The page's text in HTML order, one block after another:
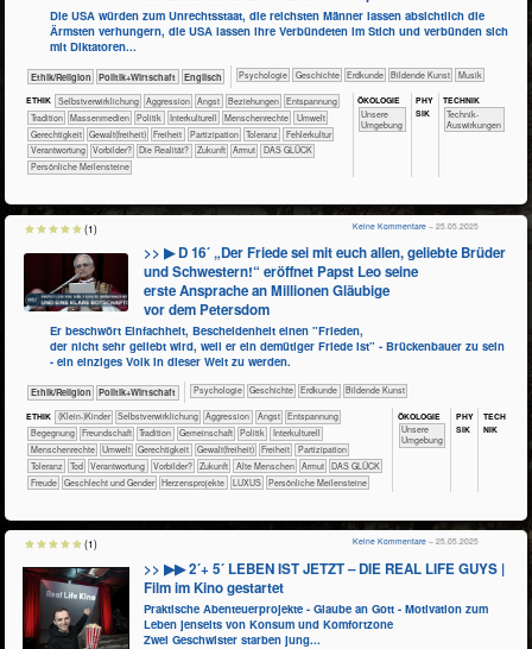
Die USA würden zum Unrechtsstaat, die reichsten Männer lassen absichtlich die
Ärmsten verhungern, die USA lassen ihre Verbündeten im Stich und verbünden sich
mit Diktatoren...
​​​​​​​​​​Ethik/​Religion ​​​​​​​​​Politik+​Wirtschaft ​​​Englisch ​​​​​​​​​​Psychologie ​​​​​​​​Geschichte ​​​​​Erdkunde Bildende Kunst Musik
ETHIK ​​​​​​​​​​​​​​​​​​​​​​​​​​​​​​​​​​​​​​​​Selbst­verwirklichung ​​​​​​​​​​​​​Aggression ​​​​​​​​​​​​​Angst ​​​​​​​​​​​​​Beziehungen
​​​​​​​​​​​​​Entspannung
​​​​​​​​​​​Tradition
​​​​​​​​​Massenmedien ​​​​​​​​​Politik ​​​​​​​​Interkulturell ​​​​​​​Menschenrechte
​​​​​Umwelt
​​​​Gerechtigkeit
​​​​Gewalt(freiheit) ​​​Freiheit ​​​Partizipation ​​​Toleranz
​​Fehlerkultur
​​Verantwortung
​​Vorbilder? ​Die Realität? ​Zukunft Armut
DAS GLÜCK
Persönliche Meilensteine
ÖKO​LOGIE
​​​​​​​​​​​​​Unsere
Umgebung
PHY​
SIK
TECH​NIK
​​​​​​Technik-
Auswirkungen
>> ▶ D 16´ „Der Friede sei mit euch allen, geliebte Brüder
und Schwestern!“ eröffnet Papst Leo seine
erste Ansprache an Millionen Gläubige
vor dem Petersdom
Er beschwört Einfachheit, Bescheidenheit einen "Frieden,
der nicht sehr geliebt wird, weil er ein demütiger Friede ist" - Brückenbauer zu sein
- ein einziges Volk in dieser Welt zu werden.
​​​​​​​​​​Ethik/​Religion ​​​​​​​​​Politik+​Wirtschaft ​​​​​​​​​​Psychologie ​​​​​​​​Geschichte ​​​​​Erdkunde Bildende Kunst
ETHIK (Klein-)Kinder ​​​​​​​​​​​​​​​​​​​​​​​​​​​​​​​​​​​​​​​​Selbst­verwirklichung ​​​​​​​​​​​​​Aggression ​​​​​​​​​​​​​Angst
​​​​​​​​​​​​​Entspannung
​​​​​​​​​​​​Begegnung
​​​​​​​​​​​​Freundschaft ​​​​​​​​​​​Tradition ​​​​​​​​​​Gemeinschaft ​​​​​​​​​Politik
​​​​​​​​Interkulturell
​​​​​​​Menschenrechte
​​​​​Umwelt ​​​​Gerechtigkeit ​​​​Gewalt(freiheit) ​​​Freiheit
​​​Partizipation
​​​Toleranz
​​Tod ​​Verantwortung ​​Vorbilder? ​Zukunft Alte Menschen Armut
DAS GLÜCK
Freude
Geschlecht und Gender Herzensprojekte LUXUS Persönliche Meilensteine
ÖKO​LOGIE
​​​​​​​​​​​​​Unsere
Umgebung
PHY​
SIK
TECH​
NIK
Keine Kommentare – 25.05.2025
(1)
>> ▶▶ 2´+ 5´ LEBEN IST JETZT – DIE REAL LIFE GUYS |
Film im Kino gestartet
Praktische Abenteuerprojekte - Glaube an Gott - Motivation zum
Leben jenseits von Konsum und Komfortzone
Zwei Geschwister starben jung...
Keine Kommentare – 25.05.2025
(1)